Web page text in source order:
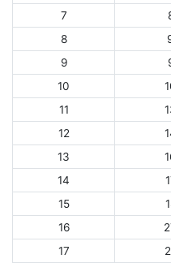
7
8
9
10
11
12
13
14
15
16
17